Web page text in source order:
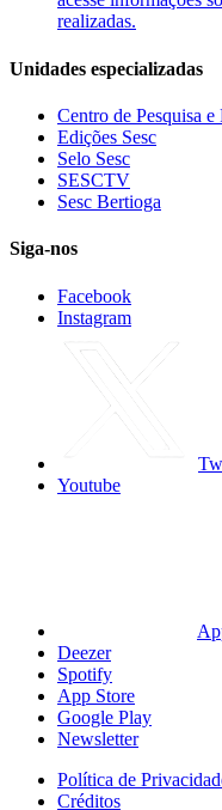
realizadas.
Unidades especializadas
Centro de Pesquisa e
Edições Sesc
Selo Sesc
SESCTV
Sesc Bertioga
Siga-nos
Facebook
Instagram
Youtube
Deezer
Spotify
App Store
Google Play
Newsletter
Política de
Créditos